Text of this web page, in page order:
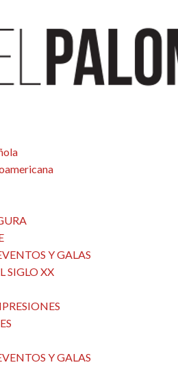
cine española y latinoamericana
Y GALAS
SIGLO XX
Y GALAS